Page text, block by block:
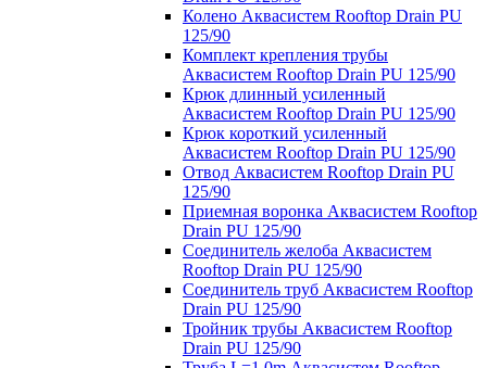
Колено Аквасистем Rooftop Drain PU
125/90
Комплект крепления трубы
Аквасистем Rooftop Drain PU 125/90
Крюк длинный усиленный
Аквасистем Rooftop Drain PU 125/90
Крюк короткий усиленный
Аквасистем Rooftop Drain PU 125/90
Отвод Аквасистем Rooftop Drain PU
125/90
Приемная воронка Аквасистем Rooftop
Drain PU 125/90
Соединитель желоба Аквасистем
Rooftop Drain PU 125/90
Соединитель труб Аквасистем Rooftop
Drain PU 125/90
Тройник трубы Аквасистем Rooftop
Drain PU 125/90